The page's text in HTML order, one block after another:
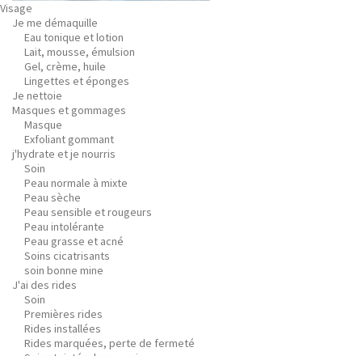
Visage
Je me démaquille
Eau tonique et lotion
Lait, mousse, émulsion
Gel, crème, huile
Lingettes et éponges
Je nettoie
Masques et gommages
Masque
Exfoliant gommant
j'hydrate et je nourris
Soin
Peau normale à mixte
Peau sèche
Peau sensible et rougeurs
Peau intolérante
Peau grasse et acné
Soins cicatrisants
soin bonne mine
J'ai des rides
Soin
Premières rides
Rides installées
Rides marquées, perte de fermeté